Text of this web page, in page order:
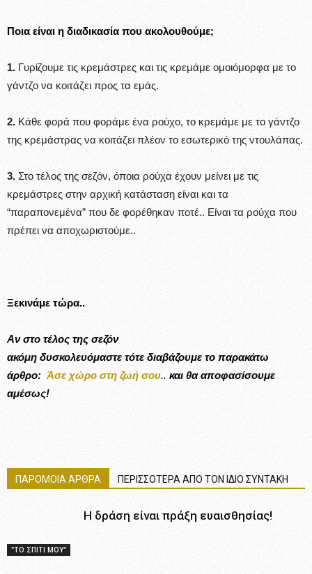
Ποια είναι η διαδικασία που ακολουθούμε;
1. Γυρίζουμε τις κρεμάστρες και τις κρεμάμε ομοιόμορφα με το
γάντζο να κοιτάζει προς τα εμάς.
2. Κάθε φορά που φοράμε ένα ρούχο, το κρεμάμε με το γάντζο
της κρεμάστρας να κοιτάζει πλέον το εσωτερικό της ντουλάπας.
3. Στο τέλος της σεζόν, όποια ρούχα έχουν μείνει με τις
κρεμάστρες στην αρχική κατάσταση είναι και τα
“παραπονεμένα” που δε φορέθηκαν ποτέ.. Είναι τα ρούχα που
πρέπει να αποχωριστούμε..
Ξεκινάμε τώρα..
Αν στο τέλος της σεζόν
ακόμη δυσκολευόμαστε τότε διαβάζουμε το παρακάτω
άρθρο: Άσε χώρο στη ζωή σου.. και θα αποφασίσουμε
αμέσως!
ΠΑΡΟΜΟΙΑ ΑΡΘΡΑ ΠΕΡΙΣΣΟΤΕΡΑ ΑΠΟ ΤΟΝ ΙΔΙΟ ΣΥΝΤΑΚΗ
"ΤΟ ΣΠΙΤΙ ΜΟΥ"
Η δράση είναι πράξη ευαισθησίας!